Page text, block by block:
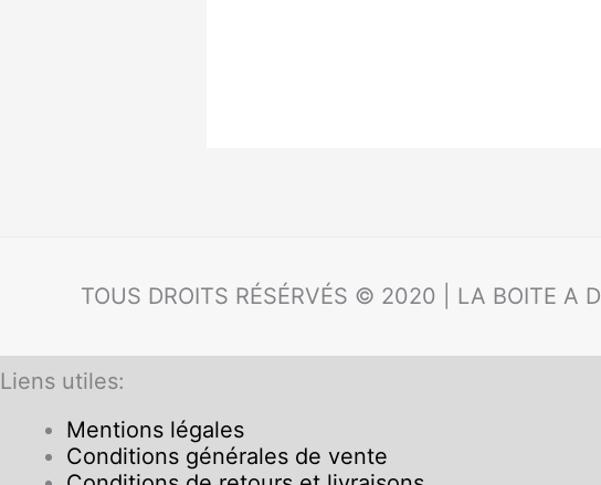
TOUS DROITS RÉSÉRVÉS © 2020 | LA BOITE A
Liens utiles:
Mentions légales
Conditions générales de vente